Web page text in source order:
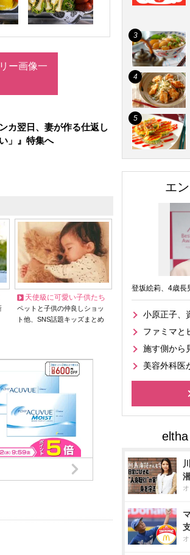
ー画像一
カ翌日、妻が作る仕返し
」』特集へ
天使級に可愛い子供たち
ペットと子供の仲良しショッ
ト他、SNS話題キッズまとめ
エ
登坂絵莉、4歳長
小原正子、
ファミマと
施す側から
美容外科医